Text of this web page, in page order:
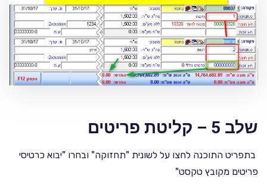
שלב 5 – קליטת פריטים
בתפריט התוכנה לחצו על לשונית "תחזוקה" ובחרו "יבוא כרטיסי
פריטים מקובץ טקסט"